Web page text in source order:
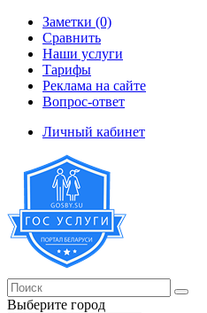
Заметки (0)
Сравнить
Наши услуги
Тарифы
Реклама на сайте
Вопрос-ответ
Личный кабинет
Выберите город